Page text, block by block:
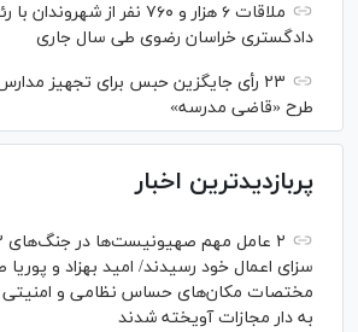
ملاقات ۶ هزار و ۷۶۰ نفر از
دادگستری خراسان رضوی طی سال جاری
۲۳ رأی جایگزین حبس برای تجهیز
طرح «قاضی مدرسه»
پربازدیدترین اخبار
سزای اعمال خود رسیدند/ امید بهزاد و
مختصات مکان‌های حساس نظامی و امنیتی
به دار مجازات آویخته شدند